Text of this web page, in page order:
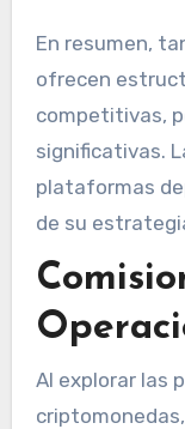
En resumen,
ofrecen
competitivas,
significativas.
plataformas
de su
Al explorar las